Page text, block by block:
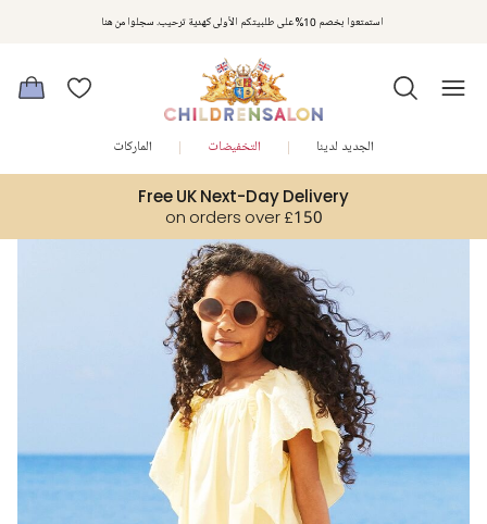
استمتعوا بخصم 10% على طلبيتكم الأولى كهدية ترحيب. سجلوا من هنا
مكافآت تشلدرن صالون | اجمعوا النقاط مع كل عملية شراء لتحصلوا على هدايا حصرية وعروض مصممة خصيصا لتلبي
متطلباتكم
Free UK Next-Day Delivery
on orders over £150
الجديد لدينا التخفيضات الماركات